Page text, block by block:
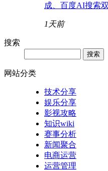
成、百度AI搜索
1天前
搜索
网站分类
技术分享
娱乐分享
影视攻略
知识wiki
赛事分析
新闻聚合
电商运营
运营管理